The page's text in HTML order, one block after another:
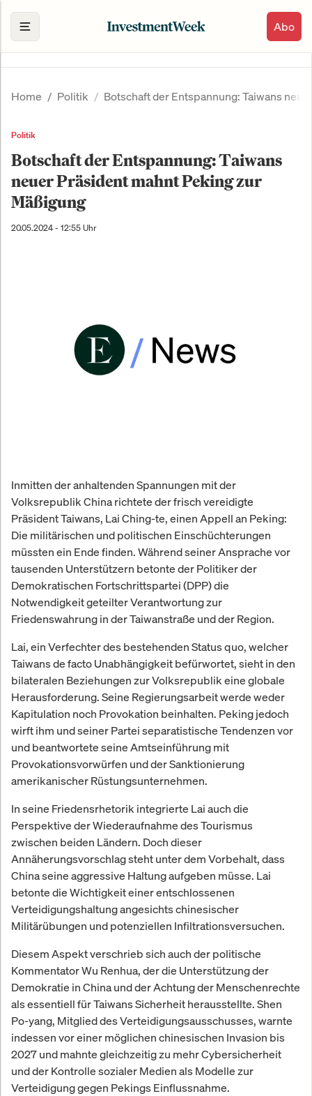
Abo
Home Politik Botschaft der Entspannung: Taiwans
Politik
Botschaft der Entspannung: Taiwans
neuer Präsident mahnt Peking zur
Mäßigung
20.05.2024 - 12:55 Uhr
Inmitten der anhaltenden Spannungen mit der
Volksrepublik China richtete der frisch vereidigte
Präsident Taiwans, Lai Ching-te, einen Appell an Peking:
Die militärischen und politischen Einschüchterungen
müssten ein Ende finden. Während seiner Ansprache vor
tausenden Unterstützern betonte der Politiker der
Demokratischen Fortschrittspartei (DPP) die
Notwendigkeit geteilter Verantwortung zur
Friedenswahrung in der Taiwanstraße und der Region.
Lai, ein Verfechter des bestehenden Status quo, welcher
Taiwans de facto Unabhängigkeit befürwortet, sieht in den
bilateralen Beziehungen zur Volksrepublik eine globale
Herausforderung. Seine Regierungsarbeit werde weder
Kapitulation noch Provokation beinhalten. Peking jedoch
wirft ihm und seiner Partei separatistische Tendenzen vor
und beantwortete seine Amtseinführung mit
Provokationsvorwürfen und der Sanktionierung
amerikanischer Rüstungsunternehmen.
In seine Friedensrhetorik integrierte Lai auch die
Perspektive der Wiederaufnahme des Tourismus
zwischen beiden Ländern. Doch dieser
Annäherungsvorschlag steht unter dem Vorbehalt, dass
China seine aggressive Haltung aufgeben müsse. Lai
betonte die Wichtigkeit einer entschlossenen
Verteidigungshaltung angesichts chinesischer
Militärübungen und potenziellen Infiltrationsversuchen.
Diesem Aspekt verschrieb sich auch der politische
Kommentator Wu Renhua, der die Unterstützung der
Demokratie in China und der Achtung der Menschenrechte
als essentiell für Taiwans Sicherheit herausstellte. Shen
Po-yang, Mitglied des Verteidigungsausschusses, warnte
indessen vor einer möglichen chinesischen Invasion bis
2027 und mahnte gleichzeitig zu mehr Cybersicherheit
und der Kontrolle sozialer Medien als Modelle zur
Verteidigung gegen Pekings Einflussnahme.